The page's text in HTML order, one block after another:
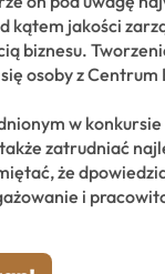
kątem jakości
biznesu.
osoby z Centrum
w
zatrudniać
że
i